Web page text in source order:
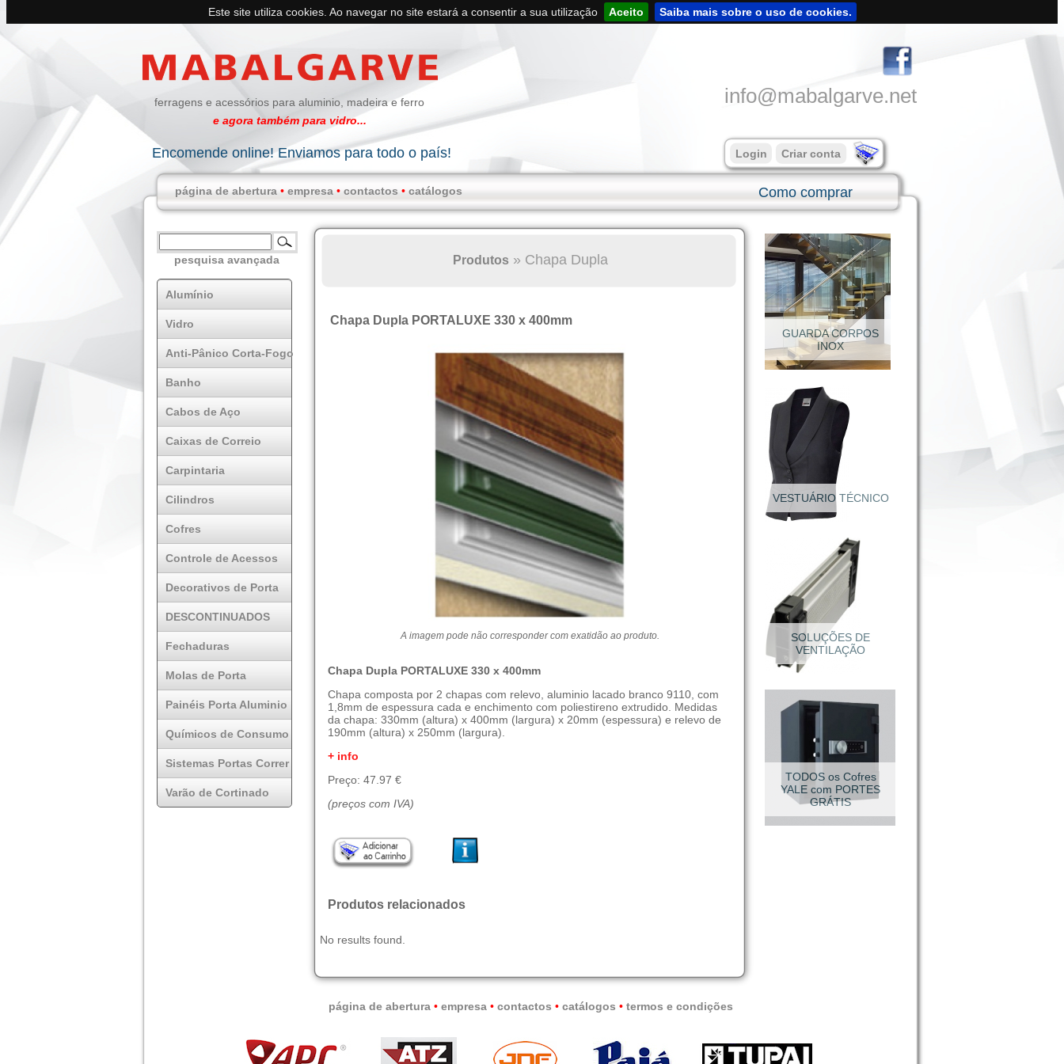
Este site utiliza cookies. Ao navegar no site estará a consentir a sua utilização Aceito Saiba mais sobre o uso de cookies.
ferragens e acessórios para aluminio, madeira e ferro
e agora também para vidro...
info@mabalgarve.net
Encomende online! Enviamos para todo o país! Login Criar conta
página de abertura • empresa • contactos • catálogos Como comprar
pesquisa avançada
Alumínio
Vidro
Anti-Pânico Corta-Fogo
Banho
Cabos de Aço
Caixas de Correio
Carpintaria
Cilindros
Cofres
Controle de Acessos
Decorativos de Porta
DESCONTINUADOS
Fechaduras
Molas de Porta
Painéis Porta Aluminio
Químicos de Consumo
Sistemas Portas Correr
Varão de Cortinado
Produtos » Chapa Dupla
Chapa Dupla PORTALUXE 330 x 400mm
A imagem pode não corresponder com exatidão ao produto.
Chapa Dupla PORTALUXE 330 x 400mm
Chapa composta por 2 chapas com relevo, aluminio lacado branco 9110, com
1,8mm de espessura cada e enchimento com poliestireno extrudido. Medidas
da chapa: 330mm (altura) x 400mm (largura) x 20mm (espessura) e relevo de
190mm (altura) x 250mm (largura).
+ info
Preço: 47.97 €
(preços com IVA)
Produtos relacionados
No results found.
página de abertura • empresa • contactos • catálogos • termos e condições
SUPORTES INOX
VESTUÁRIO TÉCNICO
Calçado Segurança
VESTUÁRIO TÉCNICO